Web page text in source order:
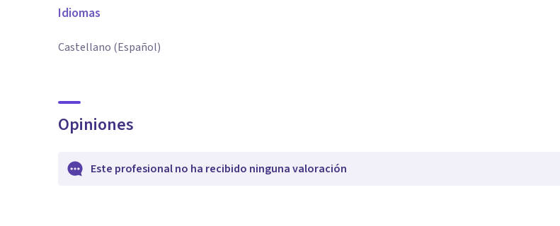
Idiomas
Castellano (Español)
Opiniones
Este profesional no ha recibido ninguna valoración